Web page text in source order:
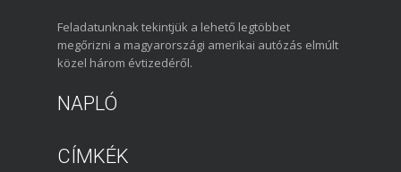
Feladatunknak tekintjük a lehető legtöbbet
megőrizni a magyarországi amerikai autózás elmúlt
közel három évtizedéről.
NAPLÓ
CÍMKÉK